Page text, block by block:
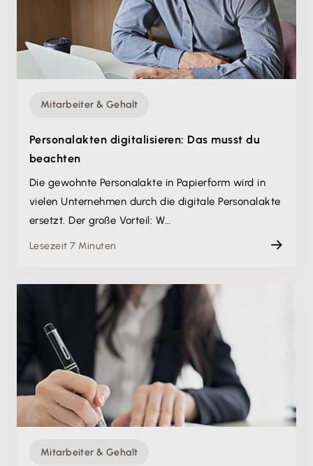
Mitarbeiter & Gehalt
Personalakten digitalisieren: Das musst du
beachten
Die gewohnte Personalakte in Papierform wird in
vielen Unternehmen durch die digitale Personalakte
ersetzt. Der große Vorteil: W…
Lesezeit 7 Minuten
Mitarbeiter & Gehalt